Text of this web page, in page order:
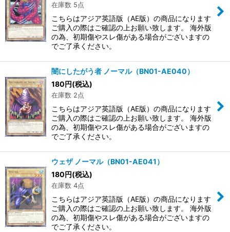
在庫数 5点
こちらはアジア英語版（AE版）の商品になります
ご購入の際はご確認の上お願い致します。 海外版
の為、初期傷やスレ傷がある場合がございますの
でご了承ください。
闇にしたがう者 ノーマル（BN01-AE040）
180円(税込)
在庫数 2点
こちらはアジア英語版（AE版）の商品になります
ご購入の際はご確認の上お願い致します。 海外版
の為、初期傷やスレ傷がある場合がございますの
でご了承ください。
ウェザ ノーマル（BN01-AE041）
180円(税込)
在庫数 4点
こちらはアジア英語版（AE版）の商品になります
ご購入の際はご確認の上お願い致します。 海外版
の為、初期傷やスレ傷がある場合がございますの
でご了承ください。